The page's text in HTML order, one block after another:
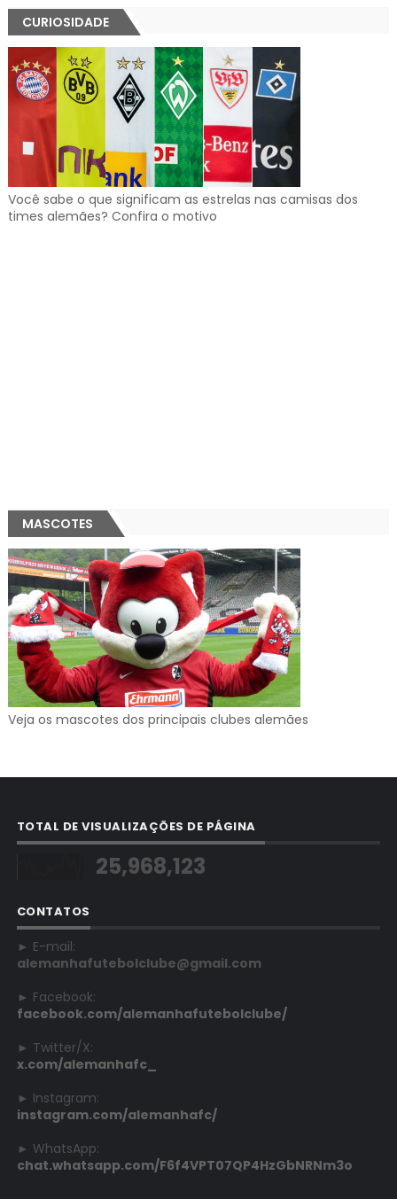
CURIOSIDADE
Você sabe o que significam as estrelas nas camisas dos
times alemães? Confira o motivo
MASCOTES
Veja os mascotes dos principais clubes alemães
TOTAL DE VISUALIZAÇÕES DE PÁGINA
25,968,123
CONTATOS
► E-mail:
alemanhafutebolclube@gmail.com
► Facebook:
facebook.com/alemanhafutebolclube/
► Twitter/X:
x.com/alemanhafc_
► Instagram:
instagram.com/alemanhafc/
► WhatsApp:
chat.whatsapp.com/F6f4VPT07QP4HzGbNRNm3o